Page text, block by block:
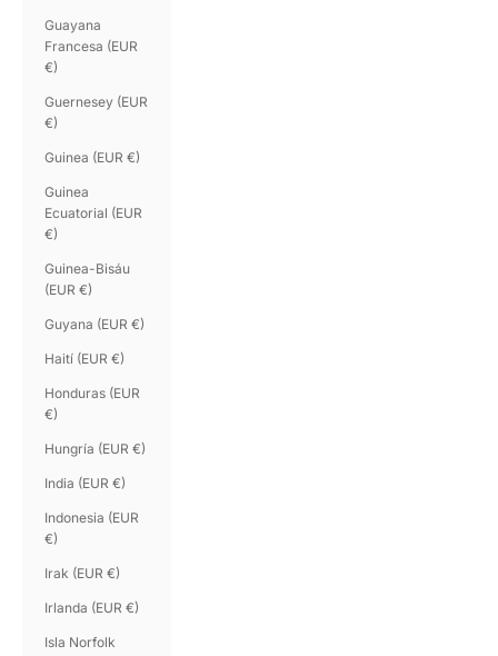
Guayana
Francesa (EUR
€)
Guernesey (EUR
€)
Guinea (EUR €)
Guinea
Ecuatorial (EUR
€)
Guinea-Bisáu
(EUR €)
Guyana (EUR €)
Haití (EUR €)
Honduras (EUR
€)
Hungría (EUR €)
India (EUR €)
Indonesia (EUR
€)
Irak (EUR €)
Irlanda (EUR €)
Isla Norfolk